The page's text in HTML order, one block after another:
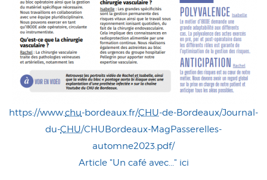
https://www.chu-bordeaux.fr/CHU-de-Bordeaux/Journal-
du-CHU/CHUBordeaux-MagPasserelles-
automne2023.pdf/
Article "Un café avec..." ici